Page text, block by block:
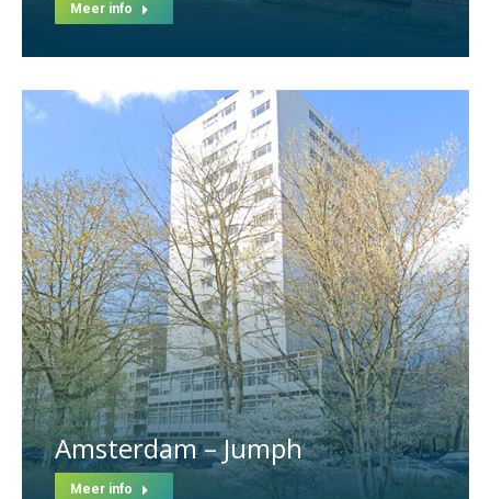
Meer info
Amsterdam – Jumph
Meer info